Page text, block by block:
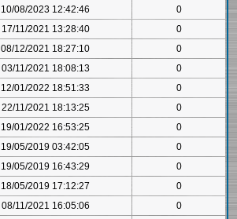
10/08/2023 12:42:46
0
17/11/2021 13:28:40
0
08/12/2021 18:27:10
0
03/11/2021 18:08:13
0
12/01/2022 18:51:33
0
22/11/2021 18:13:25
0
19/01/2022 16:53:25
0
19/05/2019 03:42:05
0
19/05/2019 16:43:29
0
18/05/2019 17:12:27
0
08/11/2021 16:05:06
0